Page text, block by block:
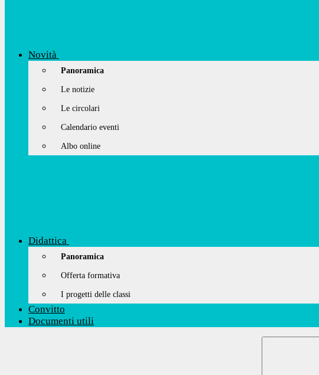
Novità
Panoramica
Le notizie
Le circolari
Calendario eventi
Albo online
Didattica
Panoramica
Offerta formativa
I progetti delle classi
Convitto
Documenti utili